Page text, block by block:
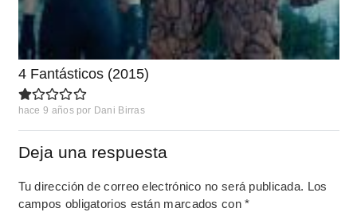
4 Fantásticos (2015)
hace 9 años por Dani Birras
Deja una respuesta
Tu dirección de correo electrónico no será publicada. Los
campos obligatorios están marcados con*